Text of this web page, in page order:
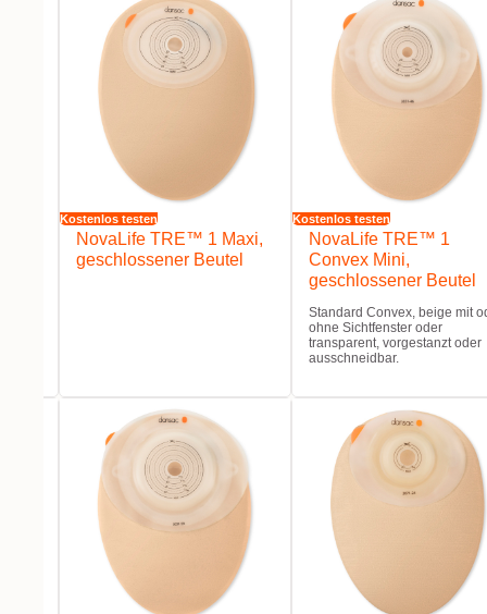
Kostenlos testen
NovaLife TRE™ 1 Maxi,
geschlossener Beutel
Kostenlos testen
NovaLife TRE™ 1
Convex Mini,
geschlossener Beutel
Standard Convex, beige mit
ohne Sichtfenster oder
transparent, vorgestanzt oder
ausschneidbar.